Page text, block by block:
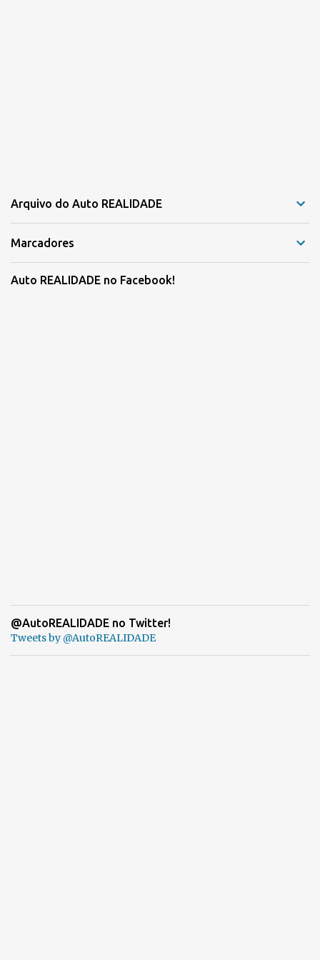
Arquivo do Auto REALIDADE
Marcadores
Auto REALIDADE no Facebook!
@AutoREALIDADE no Twitter!
Tweets by @AutoREALIDADE